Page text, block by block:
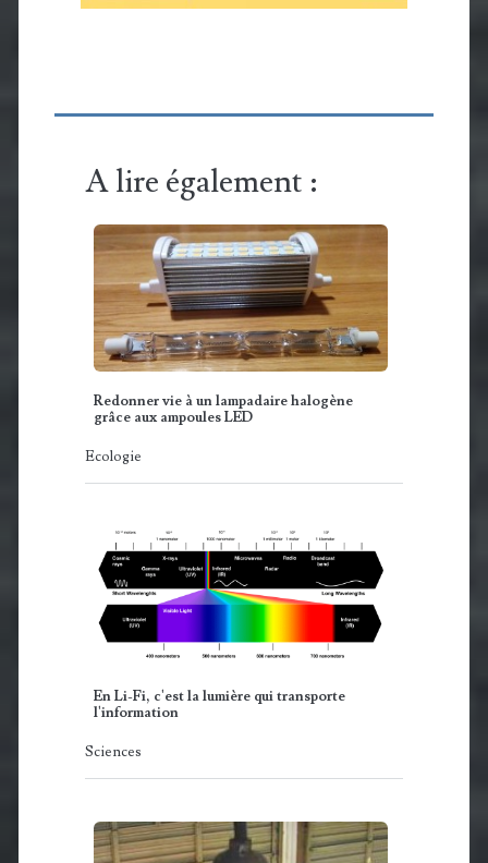
A lire également :
Redonner vie à un lampadaire halogène
grâce aux ampoules LED
Ecologie
En Li-Fi, c'est la lumière qui transporte
l'information
Sciences